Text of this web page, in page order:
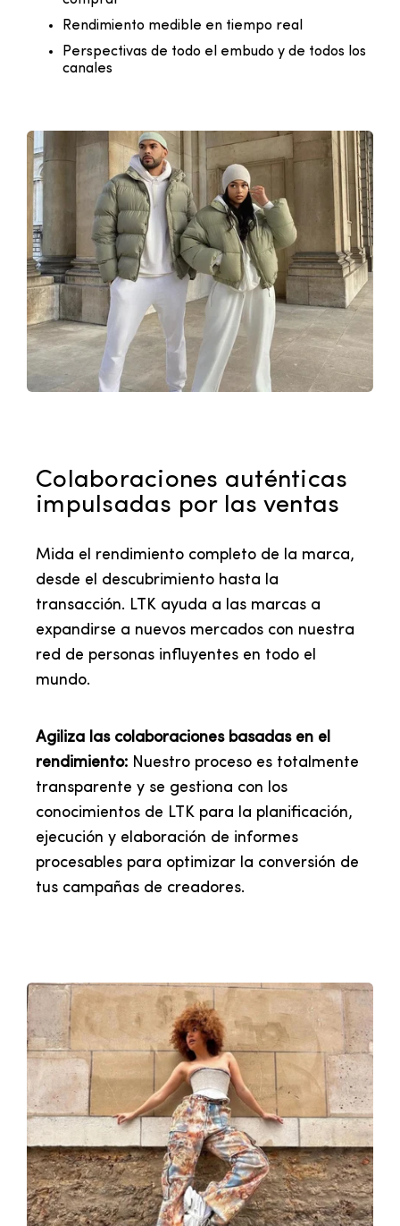
Rendimiento medible en tiempo real
Perspectivas de todo el embudo y de todos los
canales
Colaboraciones auténticas
impulsadas por las ventas
Mida el rendimiento completo de la marca,
desde el descubrimiento hasta la
transacción. LTK ayuda a las marcas a
expandirse a nuevos mercados con nuestra
red de personas influyentes en todo el
mundo.
Agiliza las colaboraciones basadas en el
rendimiento: Nuestro proceso es totalmente
transparente y se gestiona con los
conocimientos de LTK para la planificación,
ejecución y elaboración de informes
procesables para optimizar la conversión de
tus campañas de creadores.